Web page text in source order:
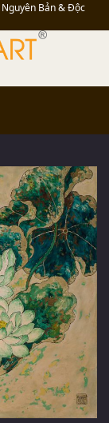
Nguyên Bản & Độc